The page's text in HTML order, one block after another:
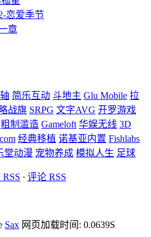
恋爱季节
章
简乐互动 斗地主 Glu Mobile 拉
战旗 SRPG 文字AVG 开罗游戏
粗制滥造 Gameloft 华娱无线 3D
经典移植 诺基亚内置 Fishlabs
堂动漫 宠物养成 模拟人生 足球
· 评论 RSS
Sax 网页加载时间: 0.0639S